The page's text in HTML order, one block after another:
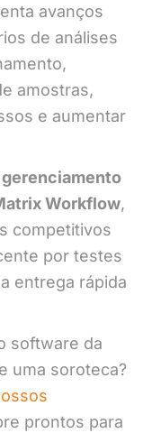
avanços
de análises
amostras,
e aumentar
Workflow,
competitivos
por testes
entrega rápida
software da
uma soroteca?
prontos para